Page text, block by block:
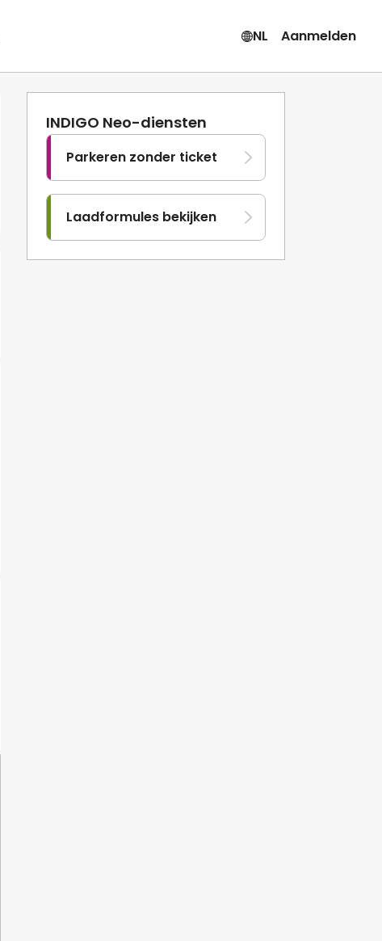
NL Aanmelden
INDIGO Neo-diensten
Parkeren zonder ticket
Laadformules bekijken